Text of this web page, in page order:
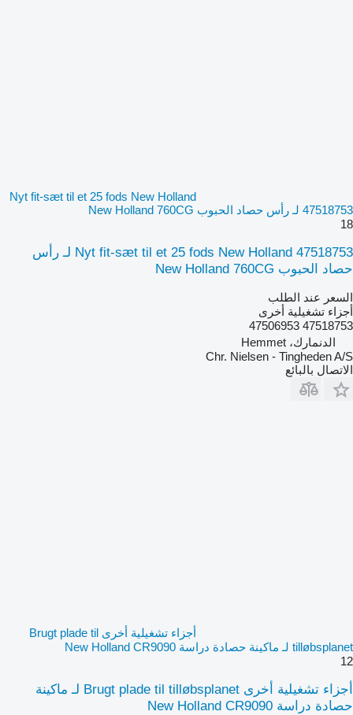
Nyt fit-sæt til et 25 fods New Holland
47518753 لـ رأس حصاد الحبوب New Holland 760CG
18
Nyt fit-sæt til et 25 fods New Holland 47518753 لـ رأس
حصاد الحبوب New Holland 760CG
السعر عند الطلب
أجزاء تشغيلية أخرى
47518753 47506953
الدنمارك، Hemmet
Chr. Nielsen - Tingheden A/S
الاتصال بالبائع
أجزاء تشغيلية أخرى Brugt plade til
tilløbsplanet لـ ماكينة حصادة دراسة New Holland CR9090
12
أجزاء تشغيلية أخرى Brugt plade til tilløbsplanet لـ ماكينة
حصادة دراسة New Holland CR9090